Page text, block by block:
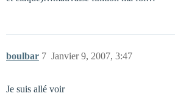
boulbar Janvier 9, 2007, 3:47
7
Je suis allé voir